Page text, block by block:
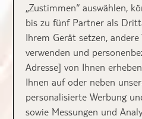
„Zustimmen“ auswählen,
bis zu fünf Partner als
Ihrem Gerät setzen, andere
verwenden und
Adresse] von Ihnen
Ihnen auf oder neben
personalisierte Werbung
sowie Messungen und